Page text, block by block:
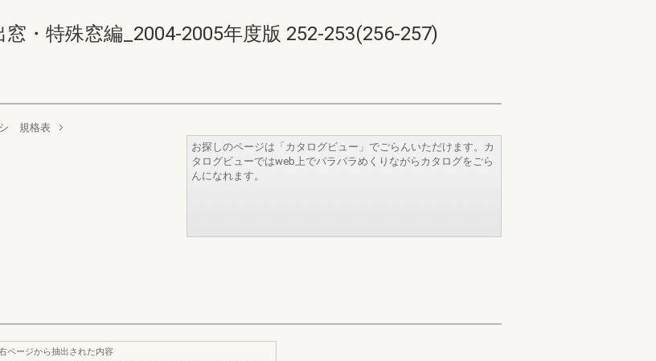
・特殊窓編_2004-2005年度版 252-253(256-257)
規格表
お探しのページは「カタログビュー」でごらんいただけます。カ
タログビューではweb上でパラパラめくりながらカタログをごら
んになれます。
ページから抽出された内容